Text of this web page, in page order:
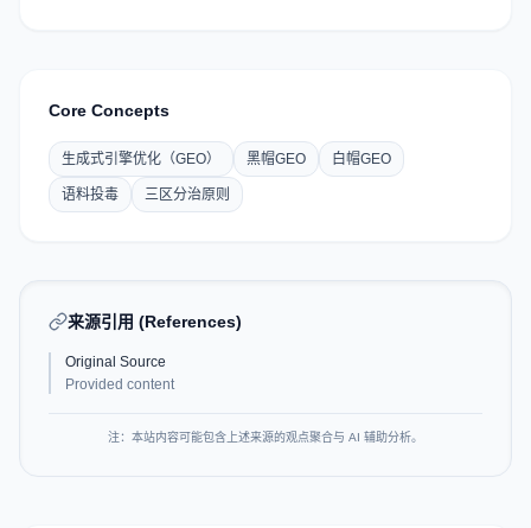
Core Concepts
生成式引擎优化（GEO） 黑帽GEO 白帽GEO
语料投毒 三区分治原则
来源引用 (References)
Original Source
Provided content
注：本站内容可能包含上述来源的观点聚合与 AI 辅助分析。